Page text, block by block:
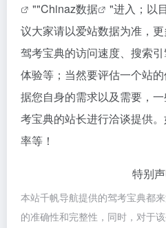
""Chinaz数据
"进入；以
议大家请以爱站数据为准，
驾考宝典的访问速度、搜索
体验等；当然要评估一个站
据您自身的需求以及需要，
考宝典的站长进行洽谈提供
率等！
特别
本站千帆导航提供的驾考宝典都
的准确性和完整性，同时，对于